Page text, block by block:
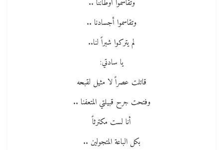
وتقاسموا أوطاننا ..
وتقاسموا أجسادنا ..
لم يتركوا شبراً لنا..
يا سادتي:
قاتلت عصراً لا مثيل لقبحه
وفتحت جرح قبيلتي المتعفنا ..
أنا لست مكترثاً
بكل الباعة المتجولين ..